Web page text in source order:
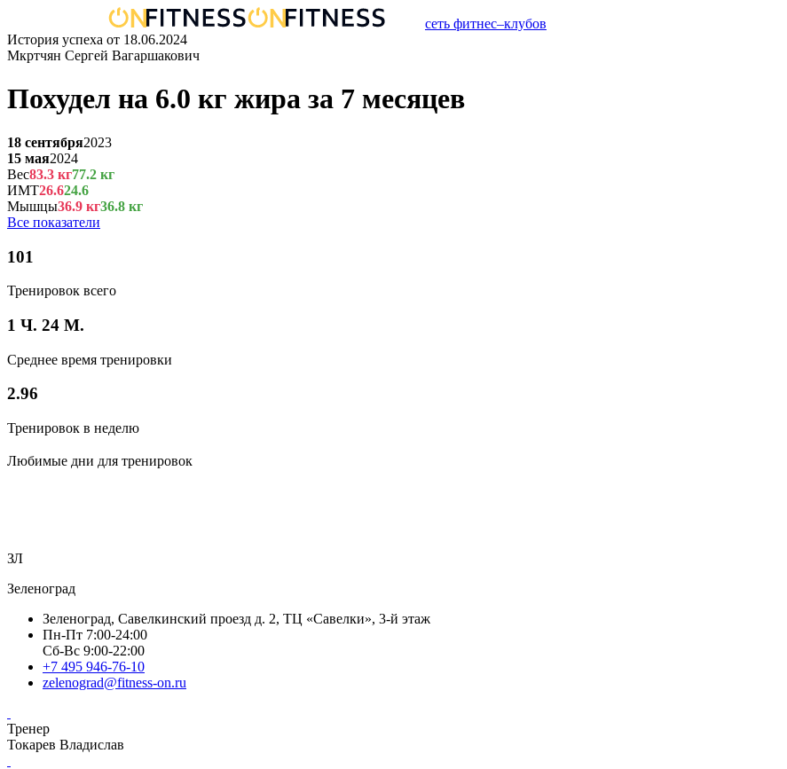
сеть фитнес–клубов
История успеха от 18.06.2024
Мкртчян Сергей Вагаршакович
Похудел на 6.0 кг жира за 7 месяцев
18 сентября2023
15 мая2024
Вес83.3 кг77.2 кг
ИМТ26.624.6
Мышцы36.9 кг36.8 кг
Все показатели
101
Тренировок всего
1 Ч. 24 М.
Среднее время тренировки
2.96
Тренировок в неделю
Любимые дни для тренировок
ЗЛ
Зеленоград
Зеленоград, Савелкинский проезд д. 2, ТЦ «Савелки», 3-й этаж
Пн-Пт 7:00-24:00
Сб-Вс 9:00-22:00
+7 495 946-76-10
zelenograd@fitness-on.ru
Тренер
Токарев Владислав